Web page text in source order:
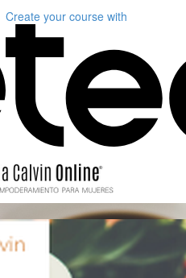
Create your course with